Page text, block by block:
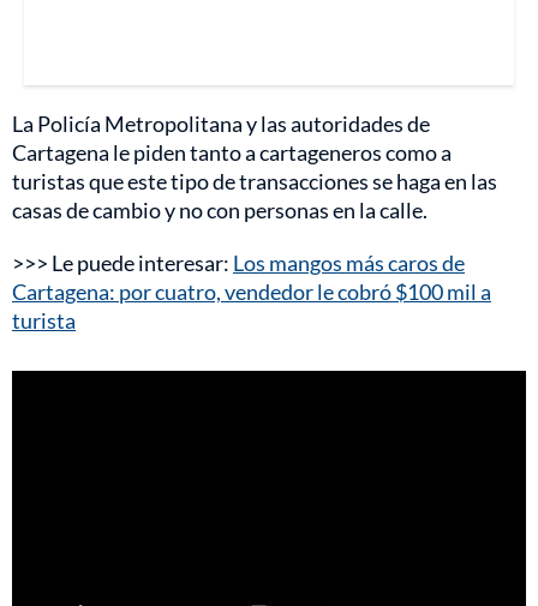
La Policía Metropolitana y las autoridades de
Cartagena le piden tanto a cartageneros como a
turistas que este tipo de transacciones se haga en las
casas de cambio y no con personas en la calle.
>>> Le puede interesar: Los mangos más caros de
Cartagena: por cuatro, vendedor le cobró $100 mil a
turista